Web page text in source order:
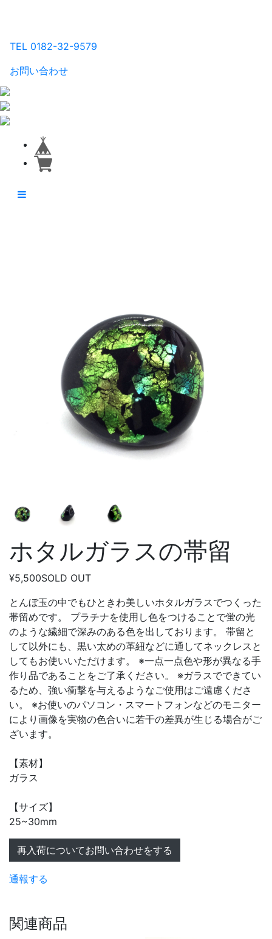
TEL 0182-32-9579
お問い合わせ
ホタルガラスの帯留
¥5,500SOLD OUT
とんぼ玉の中でもひときわ美しいホタルガラスでつくった
帯留めです。 プラチナを使用し色をつけることで蛍の光
のような繊細で深みのある色を出しております。 帯留と
して以外にも、黒い太めの革紐などに通してネックレスと
してもお使いいただけます。 ※一点一点色や形が異なる手
作り品であることをご了承ください。 ※ガラスでできてい
るため、強い衝撃を与えるようなご使用はご遠慮くださ
い。 ※お使いのパソコン・スマートフォンなどのモニター
により画像を実物の色合いに若干の差異が生じる場合がご
ざいます。
【素材】
ガラス
【サイズ】
25~30mm
再入荷についてお問い合わせをする
通報する
関連商品